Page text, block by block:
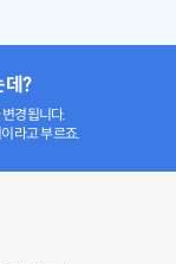
데?
경됩니다.
라고 부르죠.